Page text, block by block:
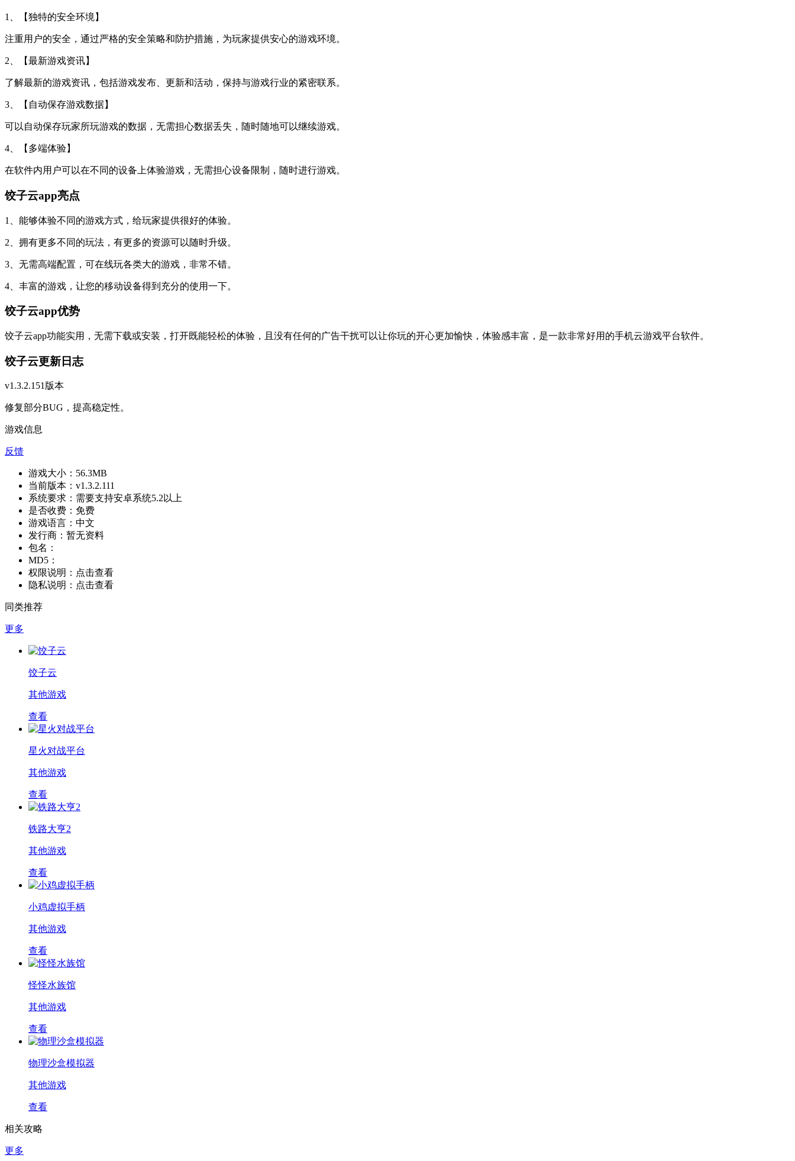
1、【独特的安全环境】
注重用户的安全，通过严格的安全策略和防护措施，为玩家提供安心的游戏环境。
2、【最新游戏资讯】
了解最新的游戏资讯，包括游戏发布、更新和活动，保持与游戏行业的紧密联系。
3、【自动保存游戏数据】
可以自动保存玩家所玩游戏的数据，无需担心数据丢失，随时随地可以继续游戏。
4、【多端体验】
在软件内用户可以在不同的设备上体验游戏，无需担心设备限制，随时进行游戏。
饺子云app亮点
1、能够体验不同的游戏方式，给玩家提供很好的体验。
2、拥有更多不同的玩法，有更多的资源可以随时升级。
3、无需高端配置，可在线玩各类大的游戏，非常不错。
4、丰富的游戏，让您的移动设备得到充分的使用一下。
饺子云app优势
饺子云app功能实用，无需下载或安装，打开既能轻松的体验，且没有任何的广告干扰可以让你玩的开心更加愉快，体验感丰富，是一款非常好用的手机云游戏平台软件。
饺子云更新日志
v1.3.2.151版本
修复部分BUG，提高稳定性。
游戏信息
反馈
游戏大小： 56.3MB
当前版本： v1.3.2.111
系统要求： 需要支持安卓系统5.2以上
是否收费： 免费
游戏语言： 中文
发行商： 暂无资料
包名：
MD5：
权限说明： 点击查看
隐私说明： 点击查看
同类推荐
更多
饺子云
其他游戏
查看
星火对战平台
其他游戏
查看
铁路大亨2
其他游戏
查看
小鸡虚拟手柄
其他游戏
查看
怪怪水族馆
其他游戏
查看
物理沙盒模拟器
其他游戏
查看
相关攻略
更多